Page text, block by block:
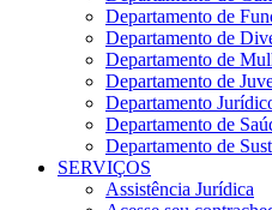
Departamento de
Departamento de
Departamento de
Departamento de
Departamento
Departamento de
Departamento de
SERVIÇOS
Assistência Jurídica